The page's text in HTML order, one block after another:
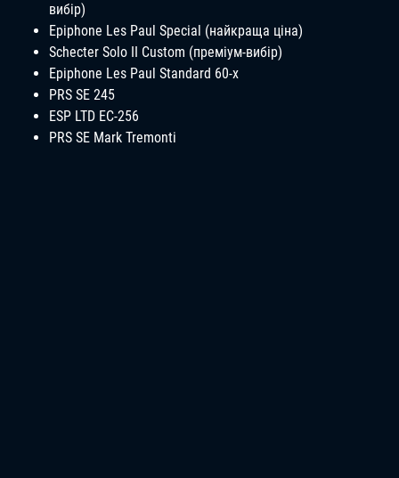
вибір)
Epiphone Les Paul Special (найкраща ціна)
Schecter Solo II Custom (преміум-вибір)
Epiphone Les Paul Standard 60-х
PRS SE 245
ESP LTD EC-256
PRS SE Mark Tremonti